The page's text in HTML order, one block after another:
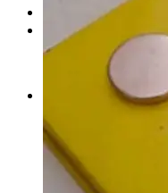
Корзина /
0
Корзина пуста.
Корзина
Корзина пуста.